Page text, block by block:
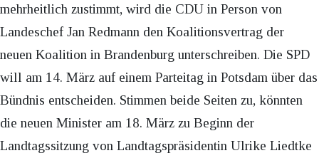
mehrheitlich zustimmt, wird die CDU in Person von
Landeschef Jan Redmann den Koalitionsvertrag der
neuen Koalition in Brandenburg unterschreiben. Die SPD
will am 14. März auf einem Parteitag in Potsdam über das
Bündnis entscheiden. Stimmen beide Seiten zu, könnten
die neuen Minister am 18. März zu Beginn der
Landtagssitzung von Landtagspräsidentin Ulrike Liedtke